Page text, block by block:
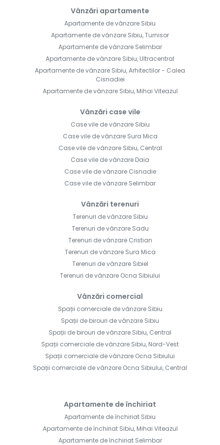
Vânzări apartamente
Apartamente de vânzare Sibiu
Apartamente de vânzare Sibiu, Turnisor
Apartamente de vânzare Selimbar
Apartamente de vânzare Sibiu, Ultracentral
Apartamente de vânzare Sibiu, Arhitectilor - Calea
Cisnadiei
Apartamente de vânzare Sibiu, Mihai Viteazul
Vânzări case vile
Case vile de vânzare Sibiu
Case vile de vânzare Sura Mica
Case vile de vânzare Sibiu, Central
Case vile de vânzare Daia
Case vile de vânzare Cisnadie
Case vile de vânzare Selimbar
Vânzări terenuri
Terenuri de vânzare Sibiu
Terenuri de vânzare Sadu
Terenuri de vânzare Cristian
Terenuri de vânzare Sura Mica
Terenuri de vânzare Sibiel
Terenuri de vânzare Ocna Sibiului
Vânzări comercial
Spații comerciale de vânzare Sibiu
Spații de birouri de vânzare Sibiu
Spații de birouri de vânzare Sibiu, Central
Spații comerciale de vânzare Sibiu, Nord-Vest
Spații comerciale de vânzare Ocna Sibiului
Spații comerciale de vânzare Ocna Sibiului, Central
Apartamente de închiriat
Apartamente de închiriat Sibiu
Apartamente de închiriat Sibiu, Mihai Viteazul
Apartamente de închiriat Selimbar